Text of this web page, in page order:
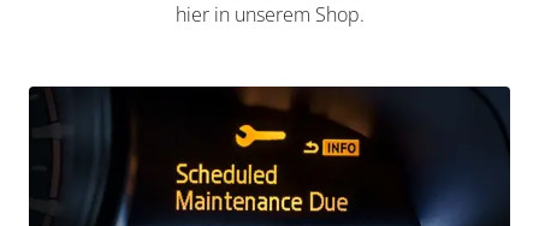
hier in unserem Shop.